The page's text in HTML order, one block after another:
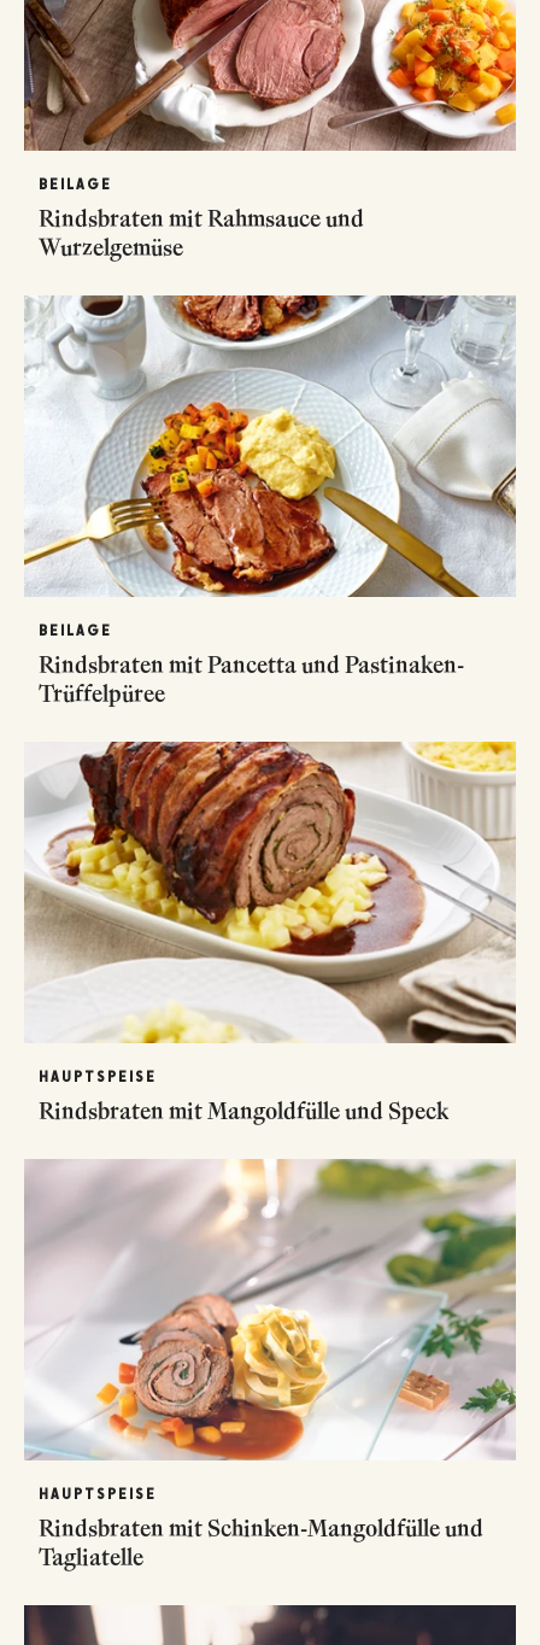
BEILAGE
Rindsbraten mit Rahmsauce und
Wurzelgemüse
BEILAGE
Rindsbraten mit Pancetta und Pastinaken-
Trüffelpüree
HAUPTSPEISE
Rindsbraten mit Mangoldfülle und Speck
HAUPTSPEISE
Rindsbraten mit Schinken-Mangoldfülle und
Tagliatelle